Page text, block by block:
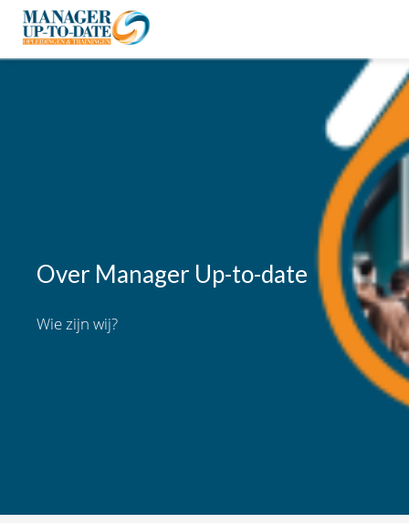
Over Manager Up-to-date
Wie zijn wij?